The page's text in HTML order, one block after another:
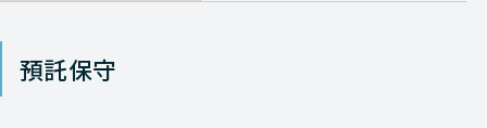
Alaxala
預託保守